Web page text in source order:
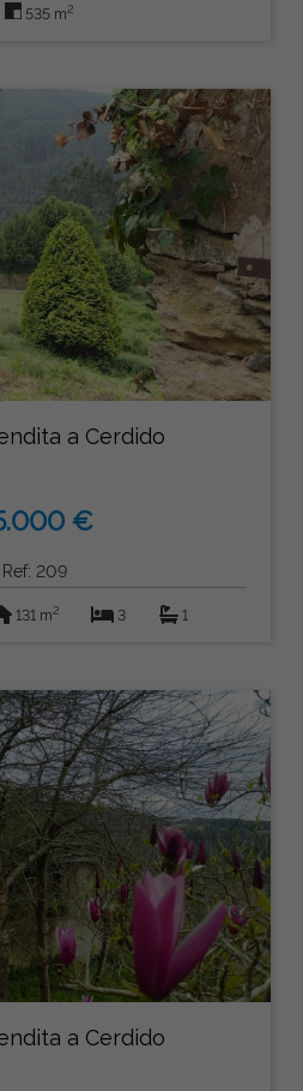
535 m2
a Cerdido
€
Ref: 209
131 m2 3 1
a Cerdido